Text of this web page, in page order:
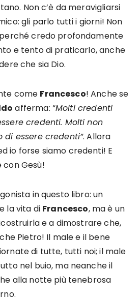
Non c’è da meravigliarsi
gli parlo tutti i giorni! Non
credo profondamente
e tento di praticarlo, anche
che sia Dio.
come Francesco! Anche se
afferma: “Molti credenti
credenti. Molti non
di essere credenti”. Allora
io forse siamo credenti! E
con Gesù!
in questo libro: un
la vita di Francesco, ma è un
e a dimostrare che,
Pietro! Il male e il bene
di tutte, tutti noi; il male
nel buio, ma neanche il
alla notte più tenebrosa